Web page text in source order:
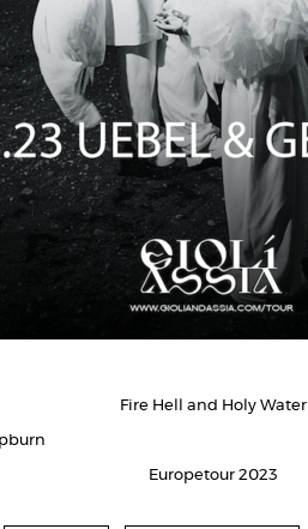
Fire Hell and Holy Water
Europetour 2023